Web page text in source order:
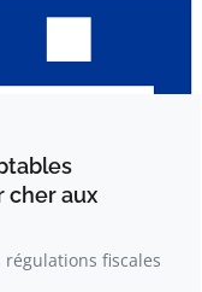
cher aux
régulations fiscales